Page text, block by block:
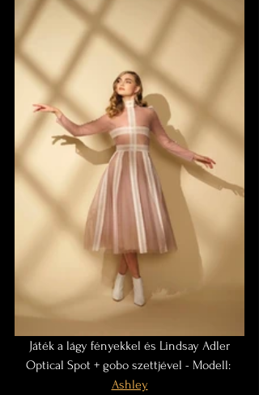
Optical Spot + gobo szettjével - Modell:
Ashley